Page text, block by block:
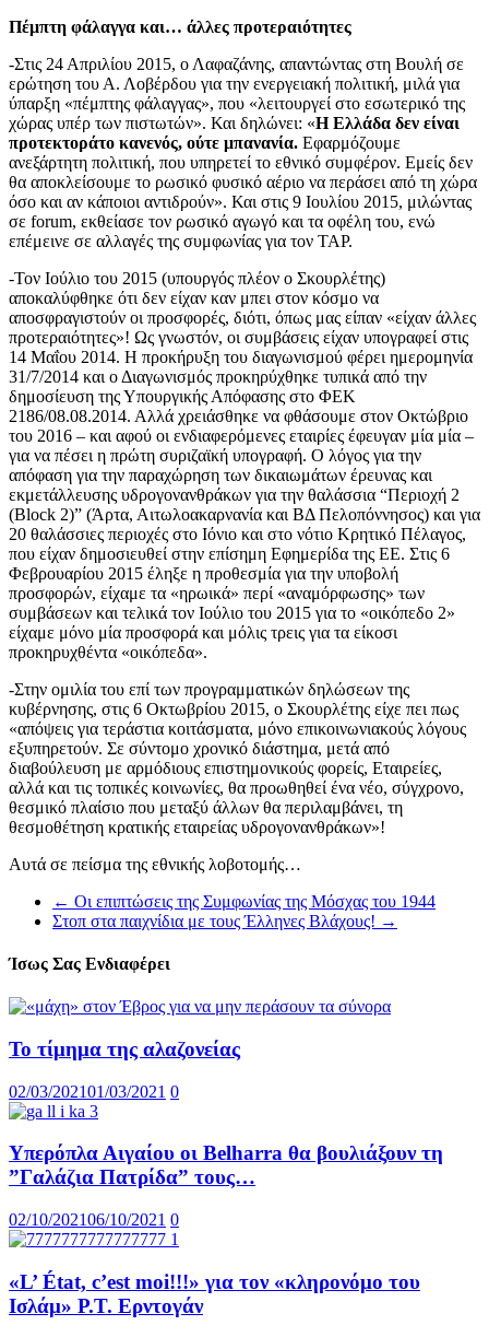
Πέμπτη φάλαγγα και… άλλες προτεραιότητες
-Στις 24 Απριλίου 2015, ο Λαφαζάνης, απαντώντας στη Βουλή σε
ερώτηση του Α. Λοβέρδου για την ενεργειακή πολιτική, μιλά για
ύπαρξη «πέμπτης φάλαγγας», που «λειτουργεί στο εσωτερικό της
χώρας υπέρ των πιστωτών». Και δηλώνει: «Η Ελλάδα δεν είναι
προτεκτοράτο κανενός, ούτε μπανανία. Εφαρμόζουμε
ανεξάρτητη πολιτική, που υπηρετεί το εθνικό συμφέρον. Εμείς δεν
θα αποκλείσουμε το ρωσικό φυσικό αέριο να περάσει από τη χώρα
όσο και αν κάποιοι αντιδρούν». Και στις 9 Ιουλίου 2015, μιλώντας
σε forum, εκθείασε τον ρωσικό αγωγό και τα οφέλη του, ενώ
επέμεινε σε αλλαγές της συμφωνίας για τον TAP.
-Τον Ιούλιο του 2015 (υπουργός πλέον ο Σκουρλέτης)
αποκαλύφθηκε ότι δεν είχαν καν μπει στον κόσμο να
αποσφραγιστούν οι προσφορές, διότι, όπως μας είπαν «είχαν άλλες
προτεραιότητες»! Ως γνωστόν, οι συμβάσεις είχαν υπογραφεί στις
14 Μαΐου 2014. Η προκήρυξη του διαγωνισμού φέρει ημερομηνία
31/7/2014 και ο Διαγωνισμός προκηρύχθηκε τυπικά από την
δημοσίευση της Υπουργικής Απόφασης στο ΦΕΚ
2186/08.08.2014. Αλλά χρειάσθηκε να φθάσουμε στον Οκτώβριο
του 2016 – και αφού οι ενδιαφερόμενες εταιρίες έφευγαν μία μία –
για να πέσει η πρώτη συριζαϊκή υπογραφή. Ο λόγος για την
απόφαση για την παραχώρηση των δικαιωμάτων έρευνας και
εκμετάλλευσης υδρογονανθράκων για την θαλάσσια “Περιοχή 2
(Block 2)” (Άρτα, Αιτωλοακαρνανία και ΒΔ Πελοπόννησος) και για
20 θαλάσσιες περιοχές στο Ιόνιο και στο νότιο Κρητικό Πέλαγος,
που είχαν δημοσιευθεί στην επίσημη Εφημερίδα της ΕΕ. Στις 6
Φεβρουαρίου 2015 έληξε η προθεσμία για την υποβολή
προσφορών, είχαμε τα «ηρωικά» περί «αναμόρφωσης» των
συμβάσεων και τελικά τον Ιούλιο του 2015 για το «οικόπεδο 2»
είχαμε μόνο μία προσφορά και μόλις τρεις για τα είκοσι
προκηρυχθέντα «οικόπεδα».
-Στην ομιλία του επί των προγραμματικών δηλώσεων της
κυβέρνησης, στις 6 Οκτωβρίου 2015, ο Σκουρλέτης είχε πει πως
«απόψεις για τεράστια κοιτάσματα, μόνο επικοινωνιακούς λόγους
εξυπηρετούν. Σε σύντομο χρονικό διάστημα, μετά από
διαβούλευση με αρμόδιους επιστημονικούς φορείς, Εταιρείες,
αλλά και τις τοπικές κοινωνίες, θα προωθηθεί ένα νέο, σύγχρονο,
θεσμικό πλαίσιο που μεταξύ άλλων θα περιλαμβάνει, τη
θεσμοθέτηση κρατικής εταιρείας υδρογονανθράκων»!
Αυτά σε πείσμα της εθνικής λοβοτομής…
← Οι επιπτώσεις της Συμφωνίας της Μόσχας του 1944
Στοπ στα παιχνίδια με τους Έλληνες Βλάχους! →
Ίσως Σας Ενδιαφέρει
Το τίμημα της αλαζονείας
02/03/202101/03/2021 0
Υπερόπλα Αιγαίου οι Belharra θα βουλιάξουν τη
”Γαλάζια Πατρίδα” τους…
02/10/202106/10/2021 0
«L’ État, c’est moi!!!» για τον «κληρονόμο του
Ισλάμ» Ρ.Τ. Ερντογάν